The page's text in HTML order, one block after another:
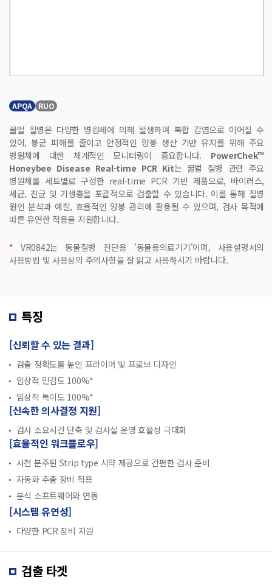
APQA RUO
꿀벌 질병은 다양한 병원체에 의해 발생하며 복합 감염으로 이어질 수
있어, 봉군 피해를 줄이고 안정적인 양봉 생산 기반 유지를 위해 주요
병원체에 대한 체계적인 모니터링이 중요합니다. PowerChek™
Honeybee Disease Real-time PCR Kit는 꿀벌 질병 관련 주요
병원체를 세트별로 구성한 real-time PCR 기반 제품으로, 바이러스,
세균, 진균 및 기생충을 포괄적으로 검출할 수 있습니다. 이를 통해 질병
원인 분석과 예찰, 효율적인 양봉 관리에 활용될 수 있으며, 검사 목적에
따른 유연한 적용을 지원합니다.
* VR0842는 동물질병 진단용 '동물용의료기기'이며, 사용설명서의
사용방법 및 사용상의 주의사항을 잘 읽고 사용하시기 바랍니다.
특징
[신뢰할 수 있는 결과]
검출 정확도를 높인 프라이머 및 프로브 디자인
임상적 민감도 100%*
임상적 특이도 100%*
[신속한 의사결정 지원]
검사 소요시간 단축 및 검사실 운영 효율성 극대화
[효율적인 워크플로우]
사전 분주된 Strip type 시약 제공으로 간편한 검사 준비
자동화 추출 장비 적용
분석 소프트웨어와 연동
[시스템 유연성]
다양한 PCR 장비 지원
검출 타겟